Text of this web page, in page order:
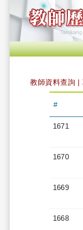
教師資料查詢 |
#
1671
1670
1669
1668